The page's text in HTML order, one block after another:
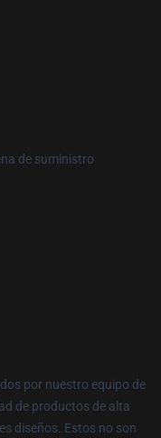
de suministro
por nuestro equipo de
de productos de alta
diseños. Estos no son